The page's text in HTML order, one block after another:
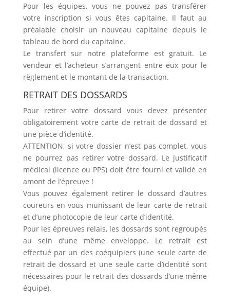
Pour les équipes, vous ne pouvez pas transférer
votre inscription si vous êtes capitaine. Il faut au
préalable choisir un nouveau capitaine depuis le
tableau de bord du capitaine.
Le transfert sur notre plateforme est gratuit. Le
vendeur et l’acheteur s’arrangent entre eux pour le
règlement et le montant de la transaction.
RETRAIT DES DOSSARDS
Pour retirer votre dossard vous devez présenter
obligatoirement votre carte de retrait de dossard et
une pièce d’identité.
ATTENTION, si votre dossier n’est pas complet, vous
ne pourrez pas retirer votre dossard. Le justificatif
médical (licence ou PPS) doit être fourni et validé en
amont de l’épreuve !
Vous pouvez également retirer le dossard d’autres
coureurs en vous munissant de leur carte de retrait
et d’une photocopie de leur carte d’identité.
Pour les épreuves relais, les dossards sont regroupés
au sein d’une même enveloppe. Le retrait est
effectué par un des coéquipiers (une seule carte de
retrait de dossard et une seule carte d’identité sont
nécessaires pour le retrait des dossards d’une même
équipe).